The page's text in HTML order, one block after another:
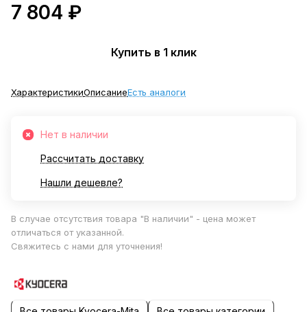
7 804 ₽
Купить в 1 клик
ХарактеристикиОписаниеЕсть аналоги
Нет в наличии
Рассчитать доставку
Нашли дешевле?
В случае отсутствия товара "В наличии" - цена может
отличаться от указанной.
Свяжитесь с нами для уточнения!